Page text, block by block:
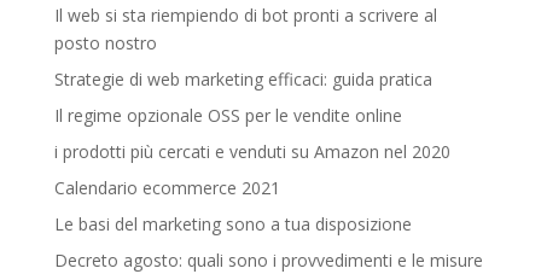
Il web si sta riempiendo di bot pronti a scrivere al
posto nostro
Strategie di web marketing efficaci: guida pratica
Il regime opzionale OSS per le vendite online
i prodotti più cercati e venduti su Amazon nel 2020
Calendario ecommerce 2021
Le basi del marketing sono a tua disposizione
Decreto agosto: quali sono i provvedimenti e le misure